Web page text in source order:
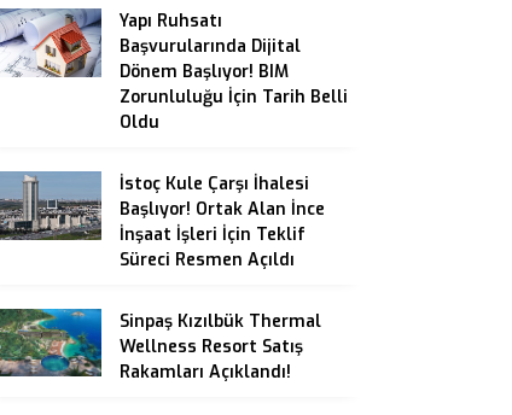
Yapı Ruhsatı
Başvurularında Dijital
Dönem Başlıyor! BIM
Zorunluluğu İçin Tarih Belli
Oldu
İstoç Kule Çarşı İhalesi
Başlıyor! Ortak Alan İnce
İnşaat İşleri İçin Teklif
Süreci Resmen Açıldı
Sinpaş Kızılbük Thermal
Wellness Resort Satış
Rakamları Açıklandı!